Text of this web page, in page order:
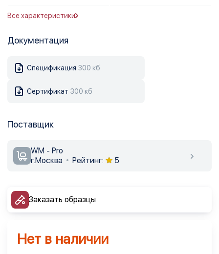
Все характеристики
Документация
Спецификация 300 кб
Сертификат 300 кб
Поставщик
WM - Pro
г.Москва
Рейтинг: 5
Заказать образцы
Нет в наличии